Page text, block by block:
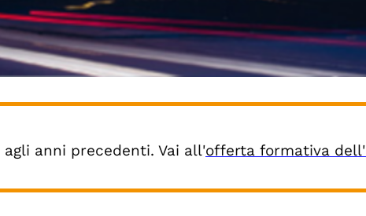
anni precedenti. Vai all'offerta formativa